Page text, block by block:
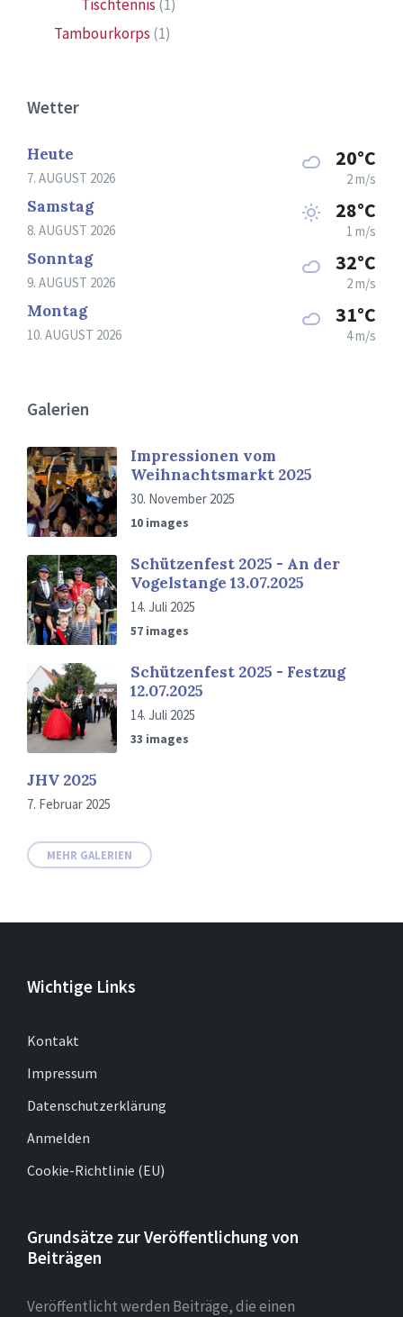
Tischtennis (1)
Tambourkorps (1)
Wetter
Heute
7. AUGUST 2026
20°C
2 m/s
Samstag
8. AUGUST 2026
28°C
1 m/s
Sonntag
9. AUGUST 2026
32°C
2 m/s
Montag
10. AUGUST 2026
31°C
4 m/s
Galerien
Impressionen vom
Weihnachtsmarkt 2025
30. November 2025
10 images
Schützenfest 2025 - An der
Vogelstange 13.07.2025
14. Juli 2025
57 images
Schützenfest 2025 - Festzug
12.07.2025
14. Juli 2025
33 images
JHV 2025
7. Februar 2025
MEHR GALERIEN
Wichtige Links
Kontakt
Impressum
Datenschutzerklärung
Anmelden
Cookie-Richtlinie (EU)
Grundsätze zur Veröffentlichung von
Beiträgen
Veröffentlicht werden Beiträge, die einen